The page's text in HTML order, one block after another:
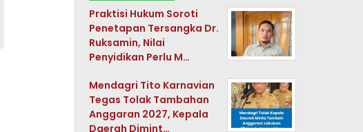
Praktisi Hukum Soroti
Penetapan Tersangka Dr.
Ruksamin, Nilai
Penyidikan Perlu M…
Mendagri Tito Karnavian
Tegas Tolak Tambahan
Anggaran 2027, Kepala
Daerah Dimint…